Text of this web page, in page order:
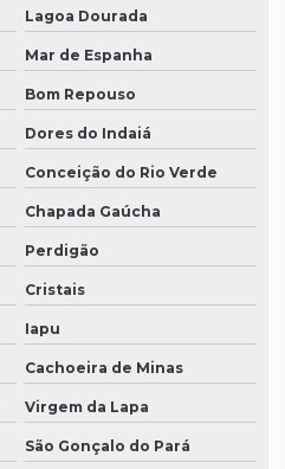
Lagoa Dourada
Mar de Espanha
Bom Repouso
Dores do Indaiá
Conceição do Rio Verde
Chapada Gaúcha
Perdigão
Cristais
Iapu
Cachoeira de Minas
Virgem da Lapa
São Gonçalo do Pará